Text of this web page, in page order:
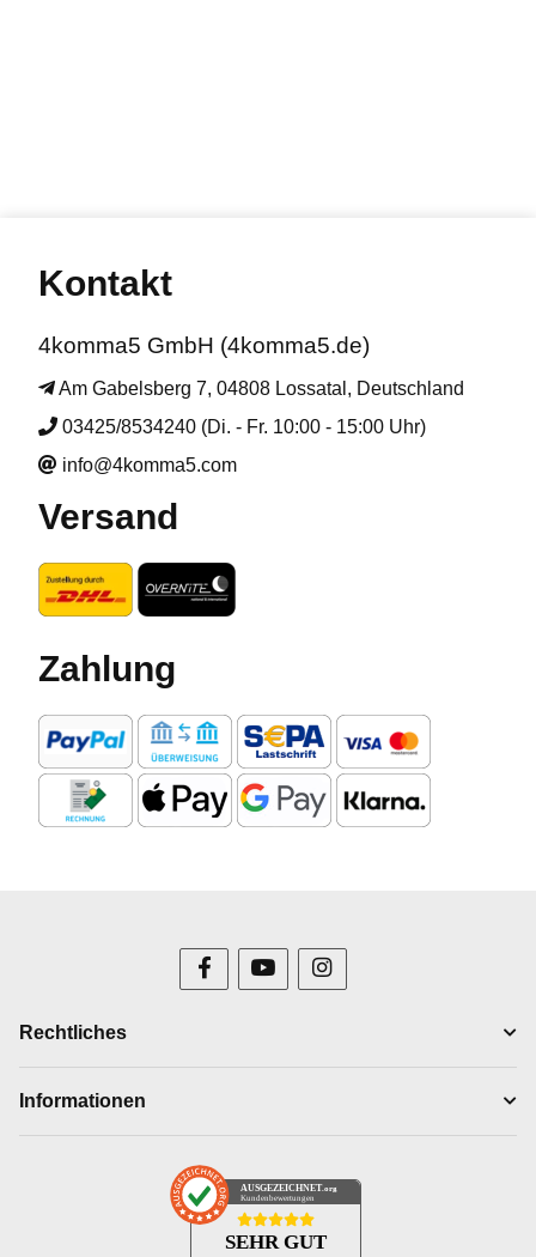
Kontakt
4komma5 GmbH (4komma5.de)
Am Gabelsberg 7, 04808 Lossatal, Deutschland
03425/8534240 (Di. - Fr. 10:00 - 15:00 Uhr)
info@4komma5.com
Versand
Zahlung
Rechtliches
Informationen
AUSGEZEICHNET .org
Kundenbewertungen
SEHR GUT